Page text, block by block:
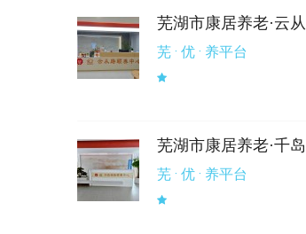
芜湖市康居养老·云从
芜 · 优 · 养平台
芜湖市康居养老·千岛
芜 · 优 · 养平台